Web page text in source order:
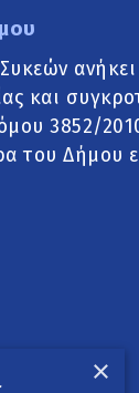
ανήκει
και
3852/
του Δήμου
×